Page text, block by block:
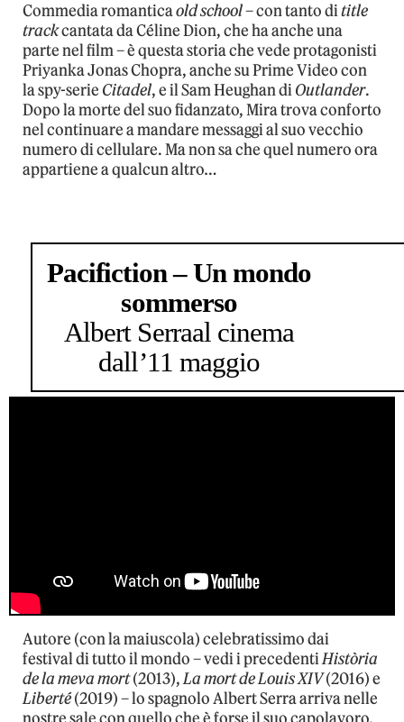
Commedia romanticaold school– con tanto dititle
trackcantata da Céline Dion, che ha anche una
parte nel film – è questa storia che vede protagonisti
Priyanka Jonas Chopra, anche su Prime Video con
la spy-serie Citadel, e il Sam Heughan diOutlander.
Dopo la morte del suo fidanzato, Mira trova conforto
nel continuare a mandare messaggi al suo vecchio
numero di cellulare. Ma non sa che quel numero ora
appartiene a qualcun altro…
Pacifiction – Un mondo
sommerso
Albert Serraal cinema
dall’11 maggio
Autore (con la maiuscola) celebratissimo dai
festival di tutto il mondo – vedi i precedentiHistòria
de la meva mort(2013),La mort de Louis XIV(2016) e
Liberté(2019) – lo spagnolo Albert Serra arriva nelle